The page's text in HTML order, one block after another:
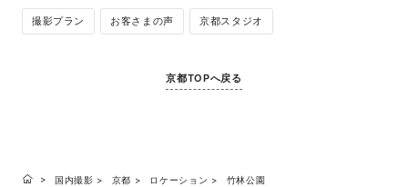
撮影プラン お客さまの声 京都スタジオ
京都TOPへ戻る
国内撮影 京都 ロケーション 竹林公園